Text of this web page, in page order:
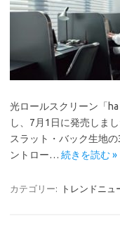
光ロールスクリーン「
し、7月1日に発売しま
スラット・バック生地
ントロー… 続きを読む »
カテゴリー: トレンドニュ